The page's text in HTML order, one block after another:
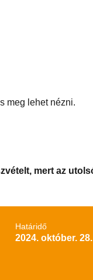
meg lehet nézni.
mert az
Határidő
2024. október.